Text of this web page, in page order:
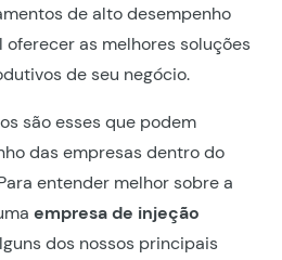
de alto desempenho
oferecer as melhores soluções
de seu negócio.
são esses que podem
das empresas dentro do
entender melhor sobre a
empresa de injeção
dos nossos principais